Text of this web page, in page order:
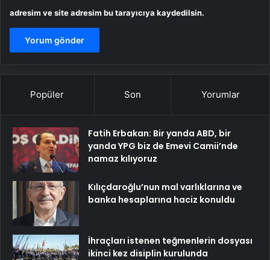
adresim ve site adresim bu tarayıcıya kaydedilsin.
Popüler Son Yorumlar
Fatih Erbakan: Bir yanda ABD, bir
yanda YPG biz de Emevi Camii’nde
namaz kılıyoruz
Kılıçdaroğlu’nun mal varlıklarına ve
banka hesaplarına haciz konuldu
İhraçları istenen teğmenlerin dosyası
ikinci kez disiplin kurulunda